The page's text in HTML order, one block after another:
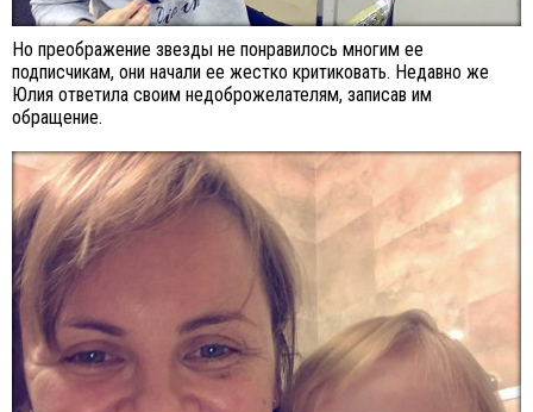
Но преображение звезды не понравилось многим ее
подписчикам, они начали ее жестко критиковать. Недавно же
Юлия ответила своим недоброжелателям, записав им
обращение.